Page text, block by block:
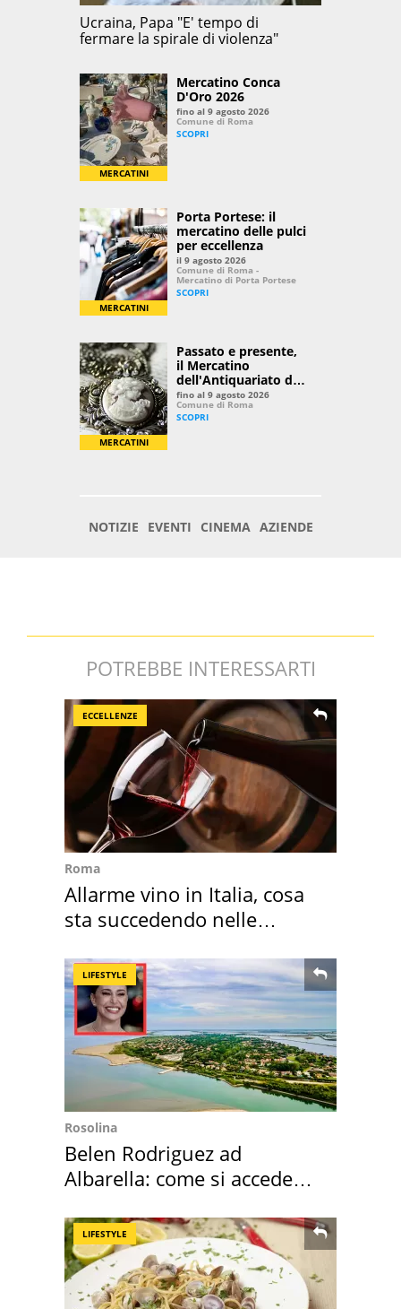
POTREBBE INTERESSARTI
ECCELLENZE
Roma
Allarme vino in Italia, cosa
sta succedendo nelle
LIFESTYLE
Rosolina
Belen Rodriguez ad
Albarella: come si accede
LIFESTYLE